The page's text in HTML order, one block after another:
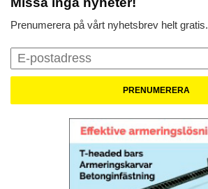
Prenumerera på vårt nyhetsbrev helt gratis.